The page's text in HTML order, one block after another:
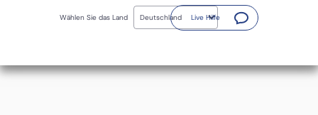
Wählen Sie das Land Live Hilfe(Öffnet ein neues Fenster)